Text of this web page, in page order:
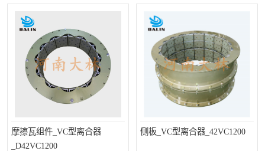
摩擦瓦组件_VC型离合器
_D42VC1200
侧板_VC型离合器_42VC1200